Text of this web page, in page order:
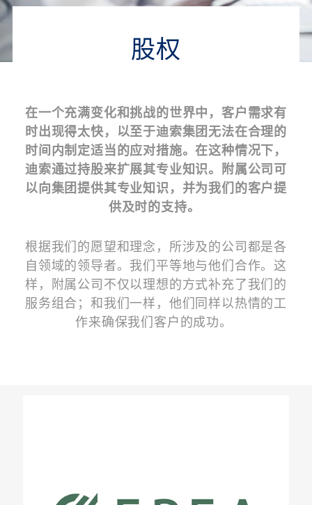
股权
在一个充满变化和挑战的世界中，客户需求有
时出现得太快，以至于迪索集团无法在合理的
时间内制定适当的应对措施。在这种情况下，
迪索通过持股来扩展其专业知识。附属公司可
以向集团提供其专业知识，并为我们的客户提
供及时的支持。
根据我们的愿望和理念，所涉及的公司都是各
自领域的领导者。我们平等地与他们合作。这
样，附属公司不仅以理想的方式补充了我们的
服务组合；和我们一样，他们同样以热情的工
作来确保我们客户的成功。